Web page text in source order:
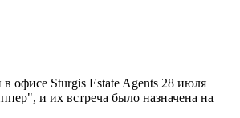
офисе Sturgis Estate Agents 28 июля
и их встреча было назначена на